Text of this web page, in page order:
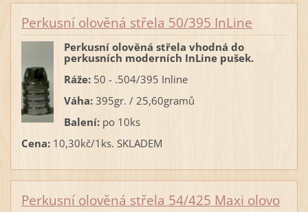
Perkusní olověná střela 50/395 InLine
Perkusní olověná střela vhodná do
perkusních moderních InLine pušek.
Ráže: 50 - .504/395 Inline
Váha: 395gr. / 25,60gramů
Balení: po 10ks
Cena: 10,30kč/1ks. SKLADEM
Perkusní olověná střela 54/425 Maxi olovo